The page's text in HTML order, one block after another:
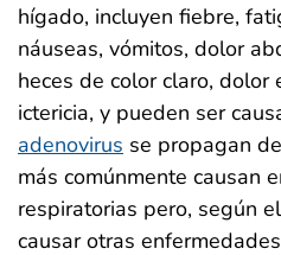
hígado, incluyen fiebre,
náuseas, vómitos, dolor
heces de color claro, dolor
ictericia, y pueden ser
adenovirus se propagan
más comúnmente causan
respiratorias pero, según
causar otras